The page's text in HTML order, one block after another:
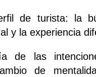
de turista: la
y la experiencia
de las
de